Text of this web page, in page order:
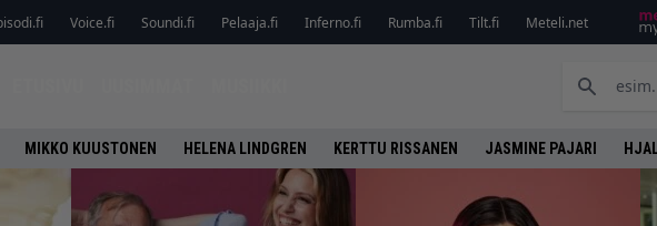
Voice.fi Soundi.fi Pelaaja.fi Inferno.fi Rumba.fi Tilt.fi Meteli.net
MIKKO KUUSTONEN HELENA LINDGREN KERTTU RISSANEN JASMINE PAJARI